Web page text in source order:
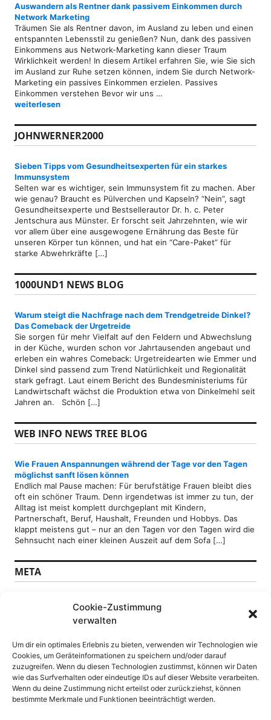
Cookie-Zustimmung
verwalten
Um dir ein optimales Erlebnis zu bieten, verwenden wir Technologien wie
Cookies, um Geräteinformationen zu speichern und/oder darauf
zuzugreifen. Wenn du diesen Technologien zustimmst, können wir Daten
wie das Surfverhalten oder eindeutige IDs auf dieser Website verarbeiten.
Wenn du deine Zustimmung nicht erteilst oder zurückziehst, können
bestimmte Merkmale und Funktionen beeinträchtigt werden.
Auswandern als Rentner dank passivem Einkommen durch
Network Marketing
Träumen Sie als Rentner davon, im Ausland zu leben und einen
entspannten Lebensstil zu genießen? Nun, dank des passiven
Einkommens aus Network-Marketing kann dieser Traum
Wirklichkeit werden! In diesem Artikel erfahren Sie, wie Sie sich
im Ausland zur Ruhe setzen können, indem Sie durch Network-
Marketing ein passives Einkommen erzielen. Passives
Einkommen verstehen Bevor wir uns …
Auswandern als Rentner dank passivem Einkommen durch
weiterlesen
JOHNWERNER2000
Sieben Tipps vom Gesundheitsexperten für ein starkes
Immunsystem
Selten war es wichtiger, sein Immunsystem fit zu machen. Aber
wie genau? Braucht es Pülverchen und Kapseln? “Nein”, sagt
Gesundheitsexperte und Bestsellerautor Dr. h. c. Peter
Jentschura aus Münster. Er forscht seit Jahrzehnten, wie wir
vor allem über eine ausgewogene Ernährung das Beste für
unseren Körper tun können, und hat ein “Care-Paket” für
starke Abwehrkräfte […]
1000UND1 NEWS BLOG
Warum steigt die Nachfrage nach dem Trendgetreide Dinkel?
Das Comeback der Urgetreide
Sie sorgen für mehr Vielfalt auf den Feldern und Abwechslung
in der Küche, wurden schon vor Jahrtausenden angebaut und
erleben ein wahres Comeback: Urgetreidearten wie Emmer und
Dinkel sind passend zum Trend Natürlichkeit und Regionalität
stark gefragt. Laut einem Bericht des Bundesministeriums für
Landwirtschaft wächst die Produktion etwa von Dinkelmehl seit
Jahren an. Schön […]
WEB INFO NEWS TREE BLOG
Wie Frauen Anspannungen während der Tage vor den Tagen
möglichst sanft lösen können
Endlich mal Pause machen: Für berufstätige Frauen bleibt dies
oft ein schöner Traum. Denn irgendetwas ist immer zu tun, der
Alltag ist meist komplett durchgeplant mit Kindern,
Partnerschaft, Beruf, Haushalt, Freunden und Hobbys. Das
klappt meistens gut – nur an den Tagen vor den Tagen wird die
Sehnsucht nach einer kleinen Auszeit auf dem Sofa […]
META
Feed der Einträge
Kommentare-Feed
SEITEN
Datenschutz